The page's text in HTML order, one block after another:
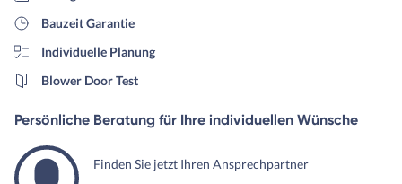
Bauzeit Garantie
Individuelle Planung
Blower Door Test
Persönliche Beratung für Ihre individuellen Wünsche
Finden Sie jetzt Ihren Ansprechpartner